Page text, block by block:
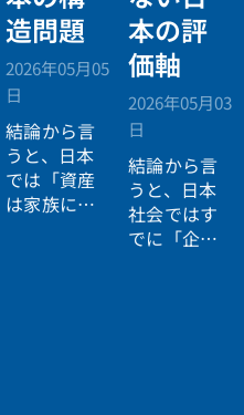
造問題
2026年05月05
日
結論から言
うと、日本
では「資産
は家族に引
本の評
価軸
2026年05月03
日
結論から言
うと、日本
社会ではす
でに「企業